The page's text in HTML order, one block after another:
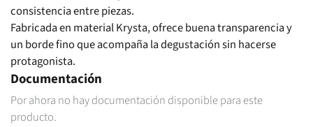
consistencia entre piezas.
Fabricada en material Krysta, ofrece buena transparencia y
un borde fino que acompaña la degustación sin hacerse
protagonista.
Documentación
Por ahora no hay documentación disponible para este
producto.